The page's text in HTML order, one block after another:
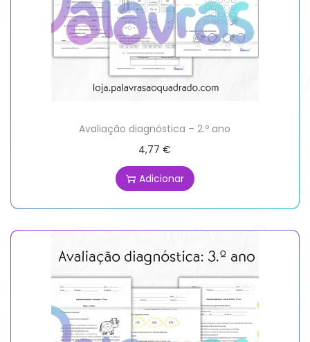
Avaliação diagnóstica – 2.º ano
4,77€
Adicionar